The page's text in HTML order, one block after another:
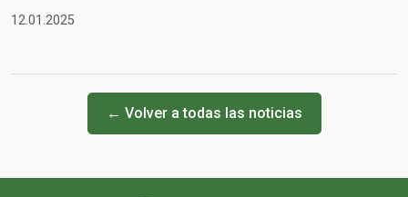
12.01.2025
← Volver a todas las noticias